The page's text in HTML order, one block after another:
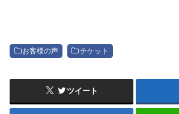
お客様の声 チケット
ツイート